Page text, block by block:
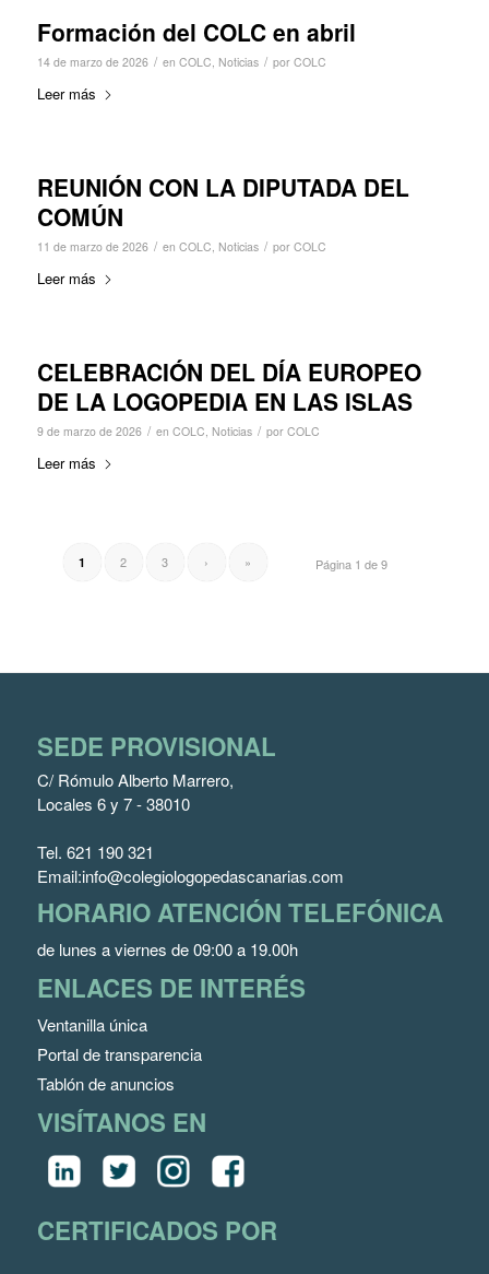
Formación del COLC en abril
14 de marzo de 2026 / en COLC, Noticias / por COLC
Leer más
REUNIÓN CON LA DIPUTADA DEL
COMÚN
11 de marzo de 2026 / en COLC, Noticias / por COLC
Leer más
CELEBRACIÓN DEL DÍA EUROPEO
DE LA LOGOPEDIA EN LAS ISLAS
9 de marzo de 2026 / en COLC, Noticias / por COLC
Leer más
Página 1 de 9
1 2 3 › »
SEDE PROVISIONAL
C/ Rómulo Alberto Marrero,
Locales 6 y 7 - 38010
Tel. 621 190 321
Email:info@colegiologopedascanarias.com
HORARIO ATENCIÓN TELEFÓNICA
de lunes a viernes de 09:00 a 19.00h
ENLACES DE INTERÉS
Ventanilla única
Portal de transparencia
Tablón de anuncios
VISÍTANOS EN
CERTIFICADOS POR